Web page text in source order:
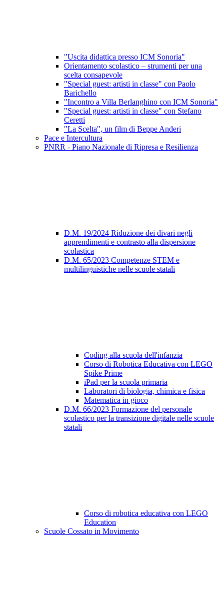
"Uscita didattica presso ICM Sonoria"
Orientamento scolastico – strumenti per una
scelta consapevole
"Special guest: artisti in classe" con Paolo
Barichello
"Incontro a Villa Berlanghino con ICM Sonoria"
"Special guest: artisti in classe" con Stefano
Ceretti
"La Scelta", un film di Beppe Anderi
Pace e Intercultura
PNRR - Piano Nazionale di Ripresa e Resilienza
D.M. 19/2024 Riduzione dei divari negli
apprendimenti e contrasto alla dispersione
scolastica
D.M. 65/2023 Competenze STEM e
multilinguistiche nelle scuole statali
Coding alla scuola dell'infanzia
Corso di Robotica Educativa con LEGO
Spike Prime
iPad per la scuola primaria
Laboratori di biologia, chimica e fisica
Matematica in gioco
D.M. 66/2023 Formazione del personale
scolastico per la transizione digitale nelle scuole
statali
Corso di robotica educativa con LEGO
Education
Scuole Cossato in Movimento